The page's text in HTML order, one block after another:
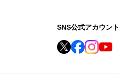
SNS公式アカウント